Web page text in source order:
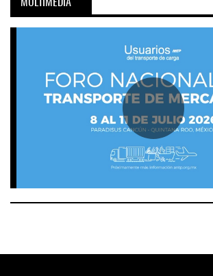
MULTIMEDIA